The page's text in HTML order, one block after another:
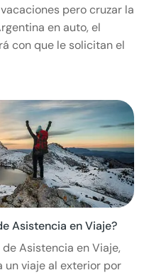
pero cruzar la
en auto, el
con que le solicitan el
Asistencia en Viaje?
Asistencia en Viaje,
un viaje al exterior por